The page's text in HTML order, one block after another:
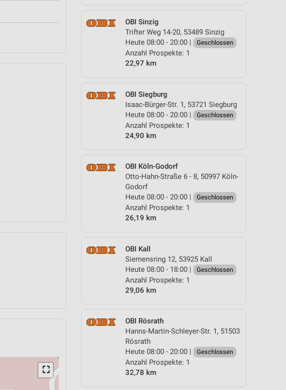
OBI Sinzig
Trifter Weg 14-20, 53489 Sinzig
Heute 08:00 - 20:00 |
Geschlossen
Anzahl Prospekte: 1
22,97 km
OBI Siegburg
Isaac-Bürger-Str. 1, 53721 Siegburg
Heute 08:00 - 20:00 |
Geschlossen
Anzahl Prospekte: 1
24,90 km
OBI Köln-Godorf
Otto-Hahn-Straße 6 - 8, 50997 Köln-
Godorf
Heute 08:00 - 20:00 |
Geschlossen
Anzahl Prospekte: 1
26,19 km
OBI Kall
Siemensring 12, 53925 Kall
Heute 08:00 - 18:00 |
Geschlossen
Anzahl Prospekte: 1
29,06 km
OBI Rösrath
Hanns-Martin-Schleyer-Str. 1, 51503
Rösrath
Heute 08:00 - 20:00 |
Geschlossen
Anzahl Prospekte: 1
32,78 km
⛶